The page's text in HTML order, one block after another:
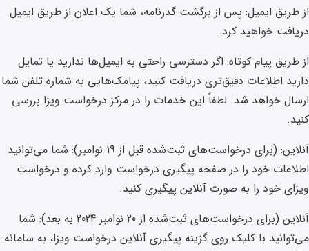
از طریق ایمیل: پس از برگشت گذرنامه، شما یک اعلان از طریق ایمیل
دریافت خواهید کرد.
از طریق پیام کوتاه: اگر دسترسی راحتی به ایمیل‌ها ندارید یا تمایل
دارید اطلاعات دقیق‌تری دریافت کنید، پیامک‌هایی به شماره تلفن شما
ارسال خواهد شد. لطفاً این خدمات را در مرکز درخواست ویزا بررسی
کنید.
آنلاین: (برای درخواست‌های ثبت‌شده قبل از 19 نوامبر): شما می‌توانید
اطلاعات خود را در صفحه پیگیری درخواست وارد کرده و درخواست
ویزای خود را به صورت آنلاین پیگیری کنید.
آنلاین (برای درخواست‌های ثبت‌شده از 20 نوامبر 2024 به بعد): شما
می‌توانید با کلیک روی گزینه پیگیری آنلاین درخواست ویزا، به سامانه